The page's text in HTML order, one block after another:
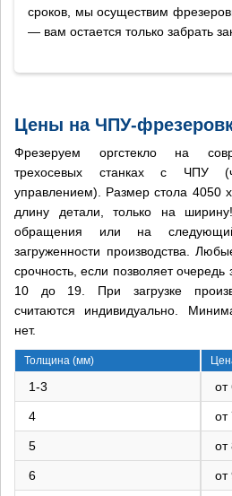
сроков, мы осуществим
— вам остается только забрать
Цены на ЧПУ-
Фрезеруем оргстекло на
трехосевых станках с ЧПУ
управлением). Размер стола
длину детали, только на
обращения или на
загруженности производства.
срочность, если позволяет
10 до 19. При загрузке
считаются индивидуально.
нет.
Толщина (мм)
1-3 от
4 от
5 от
6 от